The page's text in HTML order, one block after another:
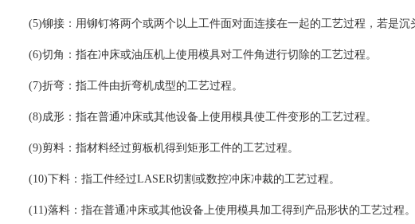
(5)铆接：用铆钉将两个或两个以上工件面对面连接在一起的工艺过程，若是沉
(6)切角：指在冲床或油压机上使用模具对工件角进行切除的工艺过程。
(7)折弯：指工件由折弯机成型的工艺过程。
(8)成形：指在普通冲床或其他设备上使用模具使工件变形的工艺过程。
(9)剪料：指材料经过剪板机得到矩形工件的工艺过程。
(10)下料：指工件经过LASER切割或数控冲床冲裁的工艺过程。
(11)落料：指在普通冲床或其他设备上使用模具加工得到产品形状的工艺过程。